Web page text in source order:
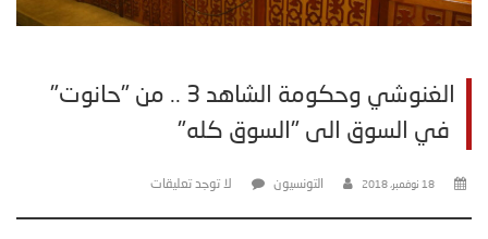
الغنوشي وحكومة الشاهد 3 .. من "حانوت"
في السوق الى "السوق كله"
18 نوفمبر، 2018 التونسيون لا توجد تعليقات